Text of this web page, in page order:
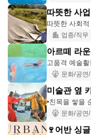
따뜻한 사
따뜻한 사회
는 사업가&예
업종/직무
아르떼 라
고품격 예술
니다.
문화/공연
미술관 옆
•친목을 쌓을
입전 본인취
문화/공연
🍷어반 싱